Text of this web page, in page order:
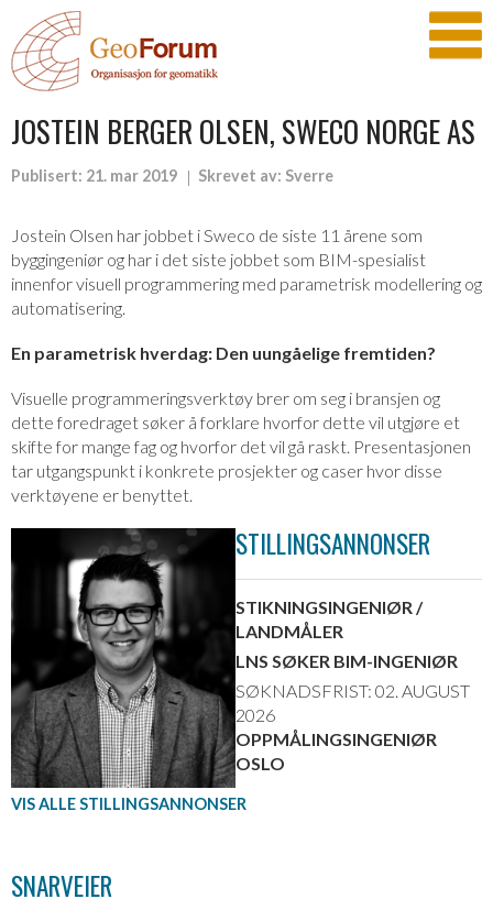
JOSTEIN BERGER OLSEN, SWECO NORGE AS
Publisert: 21. mar 2019 Skrevet av: Sverre
Jostein Olsen har jobbet i Sweco de siste 11 årene som
byggingeniør og har i det siste jobbet som BIM-spesialist
innenfor visuell programmering med parametrisk modellering og
automatisering.
En parametrisk hverdag: Den uungåelige fremtiden?
Visuelle programmeringsverktøy brer om seg i bransjen og
dette foredraget søker å forklare hvorfor dette vil utgjøre et
skifte for mange fag og hvorfor det vil gå raskt. Presentasjonen
tar utgangspunkt i konkrete prosjekter og caser hvor disse
verktøyene er benyttet.
STILLINGSANNONSER
STIKNINGSINGENIØR /
LANDMÅLER
LNS SØKER BIM-INGENIØR
SØKNADSFRIST: 02. AUGUST
2026
OPPMÅLINGSINGENIØR
OSLO
VIS ALLE STILLINGSANNONSER
SNARVEIER